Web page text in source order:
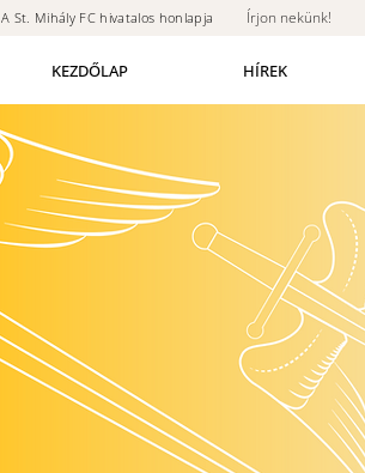
A St. Mihály FC hivatalos honlapja Írjon nekünk!
KEZDŐLAP HÍREK